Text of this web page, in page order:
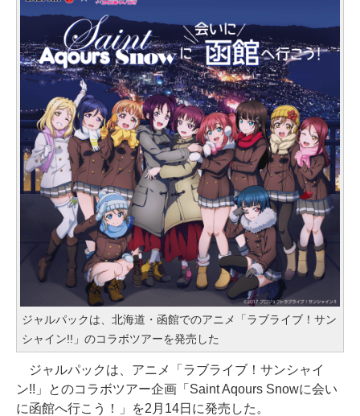
ジャルパックは、北海道・函館でのアニメ「ラブライブ！サン
シャイン!!」のコラボツアーを発売した
ジャルパックは、アニメ「ラブライブ！サンシャイ
ン!!」とのコラボツアー企画「Saint Aqours Snowに会い
に函館へ行こう！」を2月14日に発売した。